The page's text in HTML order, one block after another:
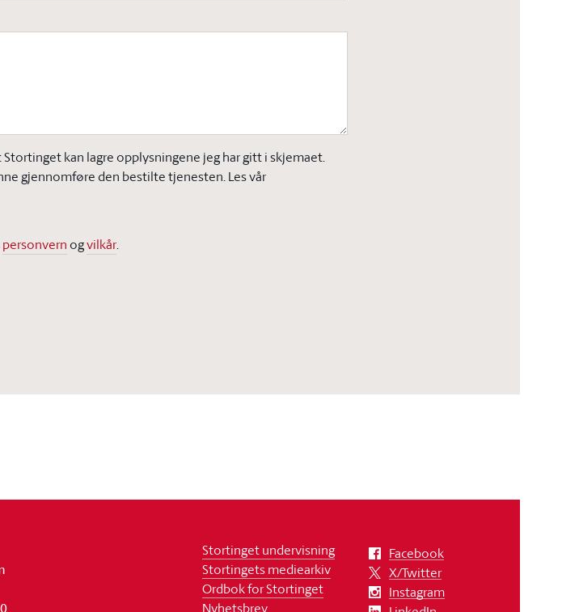
kan lagre opplysningene jeg har gitt i skjemaet.
gjennomføre den bestilte tjenesten. Les vår
personvern ogvilkår.
Stortinget undervisning
Stortingets mediearkiv
Ordbok for Stortinget
Nyhetsbrev
Facebook
X/Twitter
Instagram